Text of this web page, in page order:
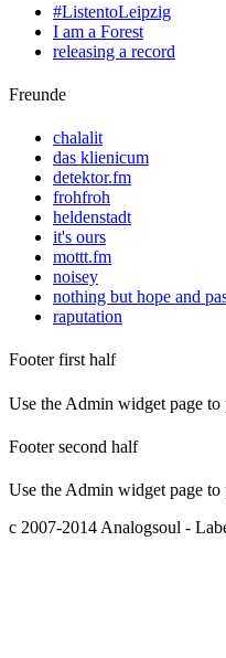
#ListentoLeipzig
I am a Forest
releasing a record
Freunde
chalalit
das klienicum
detektor.fm
frohfroh
heldenstadt
it's ours
mottt.fm
noisey
nothing but hope and
raputation
Footer first half
Use the Admin widget page to
Footer second half
Use the Admin widget page to
c 2007-2014 Analogsoul -